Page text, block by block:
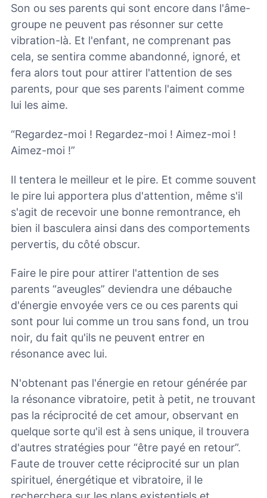
Son ou ses parents qui sont encore dans l'âme-
groupe ne peuvent pas résonner sur cette
vibration-là. Et l'enfant, ne comprenant pas
cela, se sentira comme abandonné, ignoré, et
fera alors tout pour attirer l'attention de ses
parents, pour que ses parents l'aiment comme
lui les aime.
“Regardez-moi ! Regardez-moi ! Aimez-moi !
Aimez-moi !”
Il tentera le meilleur et le pire. Et comme souvent
le pire lui apportera plus d'attention, même s'il
s'agit de recevoir une bonne remontrance, eh
bien il basculera ainsi dans des comportements
pervertis, du côté obscur.
Faire le pire pour attirer l'attention de ses
parents “aveugles” deviendra une débauche
d'énergie envoyée vers ce ou ces parents qui
sont pour lui comme un trou sans fond, un trou
noir, du fait qu'ils ne peuvent entrer en
résonance avec lui.
N'obtenant pas l'énergie en retour générée par
la résonance vibratoire, petit à petit, ne trouvant
pas la réciprocité de cet amour, observant en
quelque sorte qu'il est à sens unique, il trouvera
d'autres stratégies pour “être payé en retour”.
Faute de trouver cette réciprocité sur un plan
spirituel, énergétique et vibratoire, il le